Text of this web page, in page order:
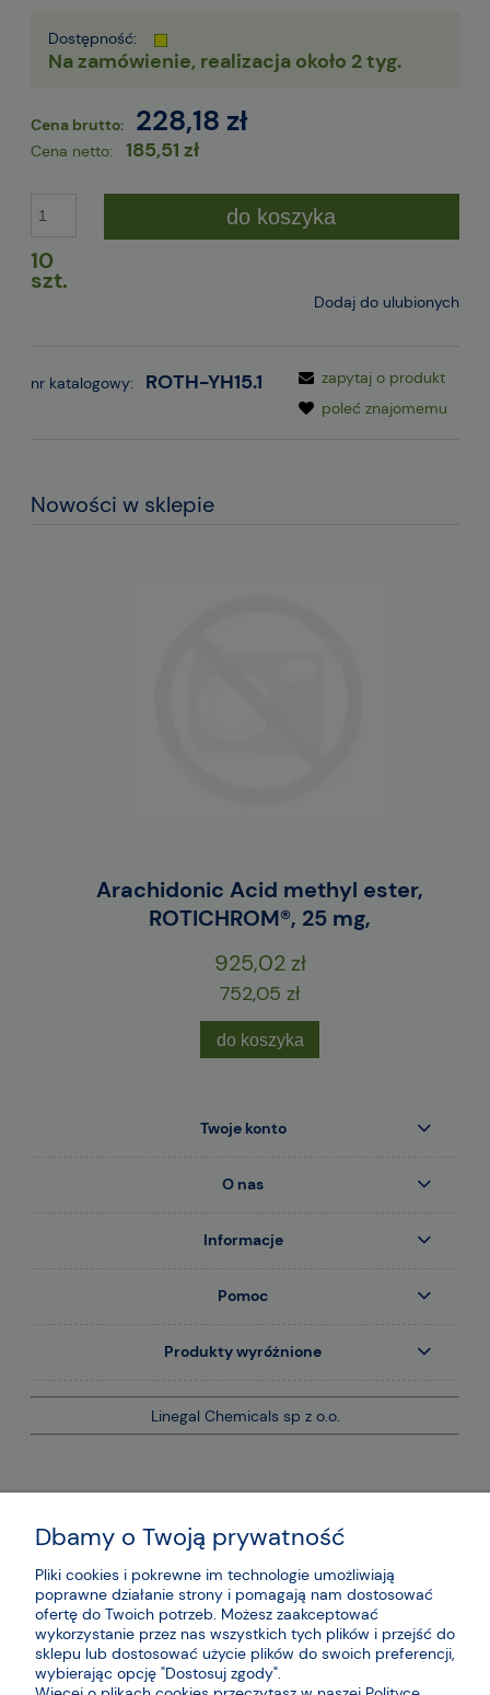
Dostępność:
Na zamówienie, realizacja około 2 tyg.
Cena brutto: 228,18 zł
Cena netto: 185,51 zł
10
szt.
do koszyka
Dodaj do ulubionych
nr katalogowy: ROTH-YH15.1
zapytaj o produkt
poleć znajomemu
Nowości w sklepie
Arachidonic Acid methyl ester,
ROTICHROM®, 25 mg,
925,02 zł
752,05 zł
do koszyka
Twoje konto
O nas
Informacje
Pomoc
Produkty wyróżnione
Linegal Chemicals sp z o.o.
Dbamy o Twoją prywatność
Pliki cookies i pokrewne im technologie umożliwiają
poprawne działanie strony i pomagają nam dostosować
ofertę do Twoich potrzeb. Możesz zaakceptować
wykorzystanie przez nas wszystkich tych plików i przejść do
sklepu lub dostosować użycie plików do swoich preferencji,
wybierając opcję "Dostosuj zgody".